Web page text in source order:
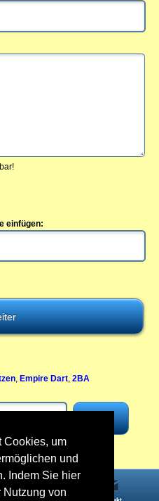
Cookies, um
und
Indem Sie hier
Nutzung von
einfügen:
, Empire Dart,2BA